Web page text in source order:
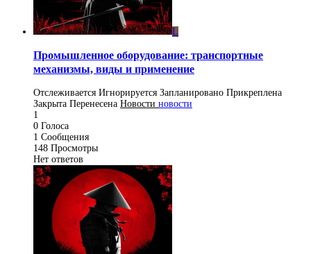
L
Промышленное оборудование: транспортные
механизмы, виды и применение
Отслеживается Игнорируется Запланировано Прикреплена
Закрыта Перенесена Новости новости
1
0 Голоса
1 Сообщения
148 Просмотры
Нет ответов